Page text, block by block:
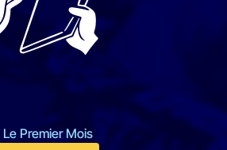
Le Premier Mois